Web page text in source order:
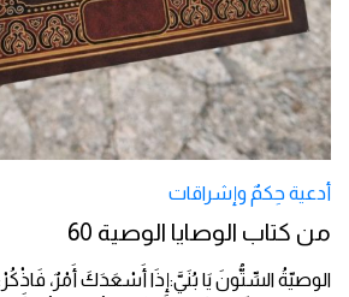
أدعية حِكمٌ وإشراقات
من كتاب الوصايا الوصية 60
الوصيّةُ السِّتُّونَ يَا بُنَيَّ:إِذَا أَسْعَدَكَ أَمْرٌ،